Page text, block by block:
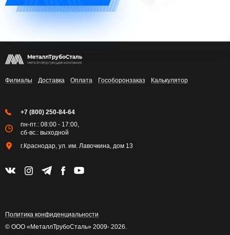
Филиалы Доставка Оплата Гособоронзаказ Калькулятор
+7 (800) 250-84-64
пн-пт.: 08:00 - 17:00,
сб-вс.: выходной
г.Краснодар, ул. им. Лавочкина, дом 13
© ООО «МеталлТрубоСталь» 2009- 2026.
Политика конфиденциальности